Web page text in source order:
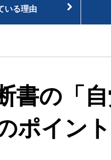
いる理由
書の「
ポイント